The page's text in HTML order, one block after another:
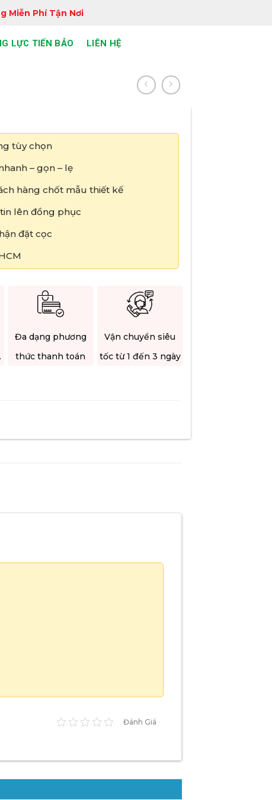
Miễn Phí Tận Nơi
LỰC TIẾN BẢO LIÊN HỆ
tùy chọn
– gọn – lẹ
hàng chốt mẫu thiết kế
lên đồng phục
đặt cọc
Đa dạng phương
thức thanh toán
Vận chuyển siêu
tốc từ 1 đến 3 ngày
Đánh Giá